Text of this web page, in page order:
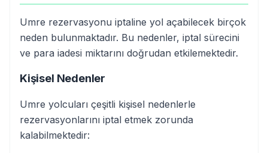
Umre rezervasyonu iptaline yol açabilecek birçok
neden bulunmaktadır. Bu nedenler, iptal sürecini
ve para iadesi miktarını doğrudan etkilemektedir.
Kişisel Nedenler
Umre yolcuları çeşitli kişisel nedenlerle
rezervasyonlarını iptal etmek zorunda
kalabilmektedir: